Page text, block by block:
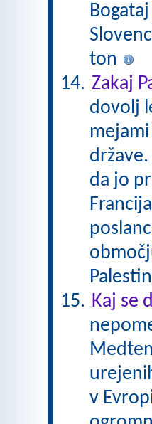
ton
Zakaj
dovolj
da jo
Kaj se
v